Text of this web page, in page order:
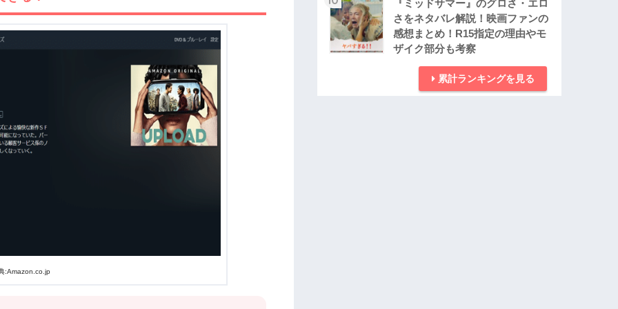
:Amazon.co.jp
『ミッドサマー』のグロさ・エロ
さをネタバレ解説！映画ファンの
感想まとめ！R15指定の理由やモ
ザイク部分も考察
累計ランキングを見る